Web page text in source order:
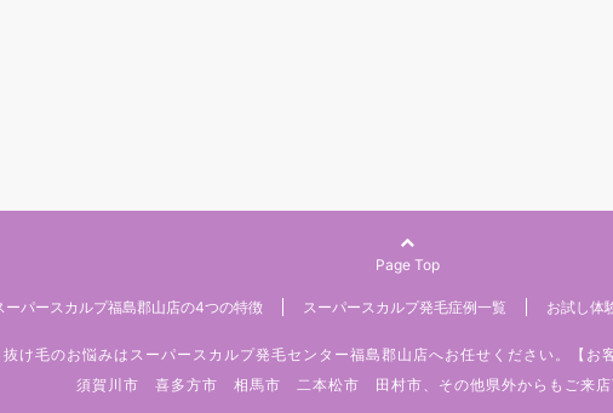
Page Top
ーパースカルプ福島郡山店の4つの特徴 スーパースカルプ発毛症例一覧 お試し体
け毛のお悩みはスーパースカルプ発毛センター福島郡山店へお任せください。
須賀川市 喜多方市 相馬市 二本松市 田村市、その他県外からもご来店